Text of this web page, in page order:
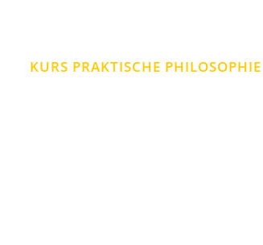
KURS PRAKTISCHE PHILOSOPHIE